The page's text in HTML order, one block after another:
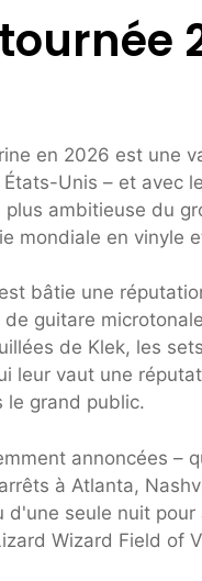
en 2026 est une
Unis – et avec
ambitieuse du
mondiale en vinyle
bâtie une
guitare
de Klek, les
leur vaut une
le grand public.
annoncées –
à Atlanta,
d'une seule nuit
Wizard Field of